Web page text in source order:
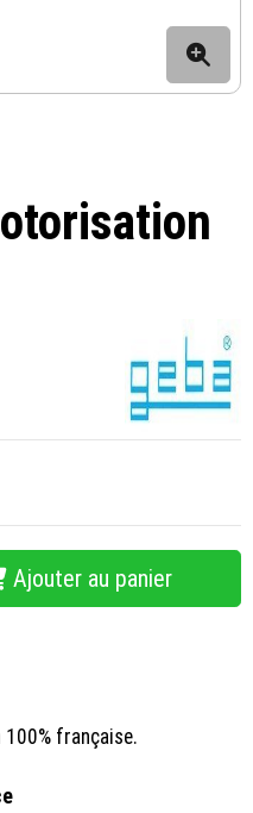
Ajouter au panier
française.